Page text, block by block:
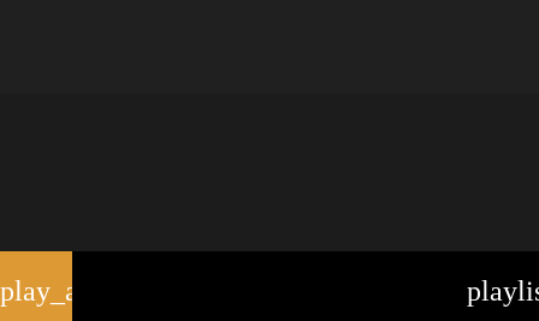
play_arrow